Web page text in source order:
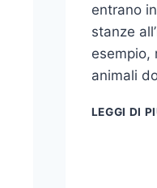
entrano
stanze
esempio,
animali
LEGGI DI